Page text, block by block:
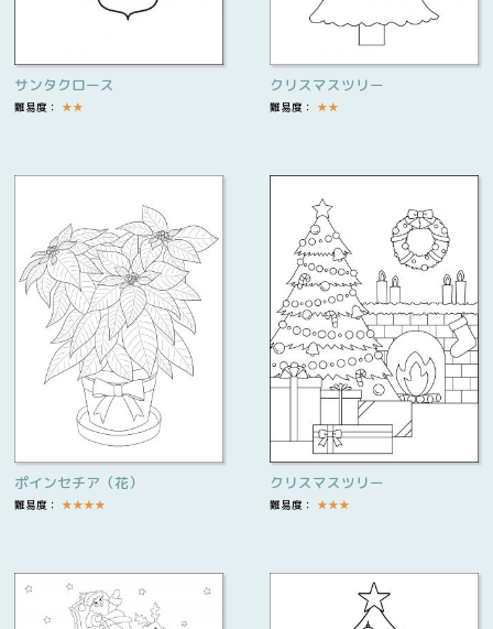
サンタクロース
難易度： ★★
クリスマスツリー
難易度： ★★
ポインセチア（花）
難易度： ★★★★
クリスマスツリー
難易度： ★★★